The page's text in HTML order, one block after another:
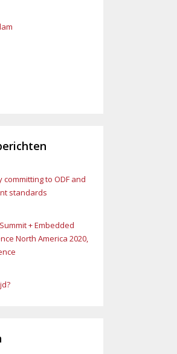
committing to ODF and
standards
+ Embedded
North America 2020,